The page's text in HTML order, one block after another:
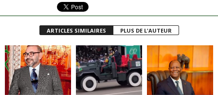
ARTICLES SIMILAIRES PLUS DE L'AUTEUR